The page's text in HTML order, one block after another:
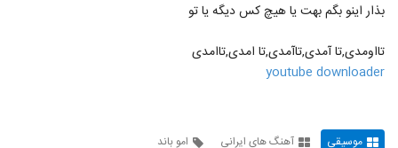
متن ترانه
592
۷,۱۴۱ بازدید
بذار اینو بگم بهت یا هیچ کس دیگه یا تو
تااومدی,تا آمدی,تاآمدی,تا امدی,تاامدی
youtube downloader
موسیقی آهنگ های ایرانی امو باند